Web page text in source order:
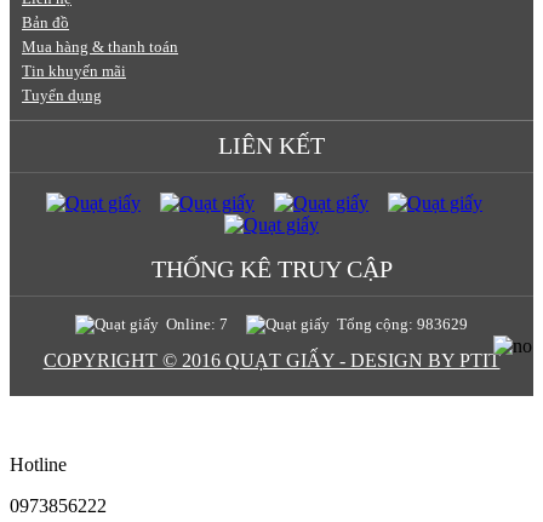
Bản đồ
Mua hàng & thanh toán
Tin khuyến mãi
Tuyển dụng
LIÊN KẾT
THỐNG KÊ TRUY CẬP
Online: 7 Tổng cộng: 983629
COPYRIGHT © 2016 QUẠT GIẤY - DESIGN BY PTIT
Hotline
0973856222